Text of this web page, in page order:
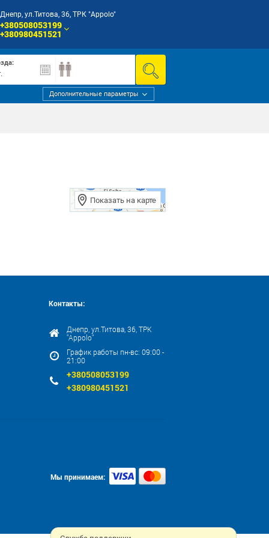
Днепр, ул.Титова, 36, ТРК "Appolo"
+380508053199
+380980451521
Дополнительные параметры
Показать на карте
Контакты:
Днепр, ул.Титова, 36, ТРК
"Appolo"
График работы пн-вс: 09:00 -
21:00
+380508053199
+380980451521
Мы принимаем: